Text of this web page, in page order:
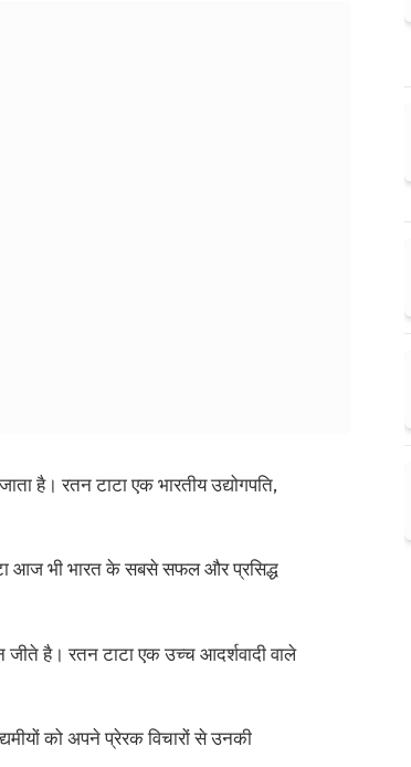
है। रतन टाटा एक भारतीय उद्योगपति,
आज भी भारत के सबसे सफल और प्रसिद्ध
है। रतन टाटा एक उच्च आदर्शवादी वाले
को अपने प्रेरक विचारों से उनकी